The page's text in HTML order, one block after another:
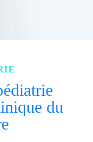
du